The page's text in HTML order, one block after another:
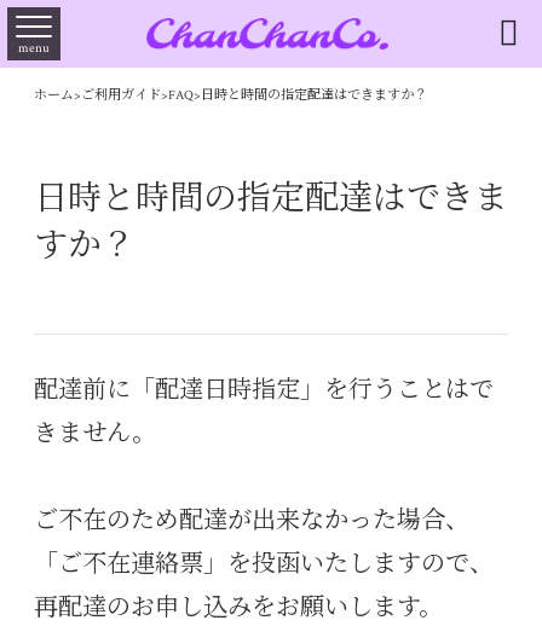
menu 
ホーム> ご利用ガイド>FAQ> 日時と時間の指定配達はできますか？
日時と時間の指定配達はできま
すか？
配達前に「配達日時指定」を行うことはで
きません。
ご不在のため配達が出来なかった場合、
「ご不在連絡票」を投函いたしますので、
再配達のお申し込みをお願いします。